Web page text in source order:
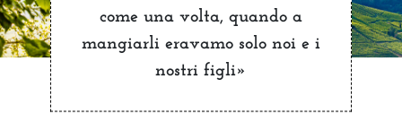
come una volta, quando a
mangiarli eravamo solo noi e i
nostri figli»